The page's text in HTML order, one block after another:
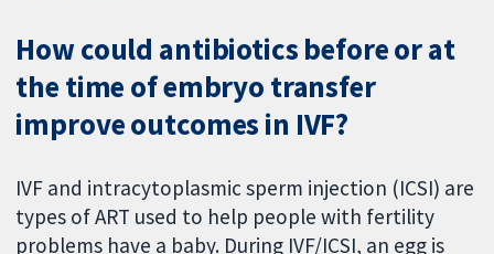
How could antibiotics before or at
the time of embryo transfer
improve outcomes in IVF?
IVF and intracytoplasmic sperm injection (ICSI) are
types of ART used to help people with fertility
problems have a baby. During IVF/ICSI, an egg is